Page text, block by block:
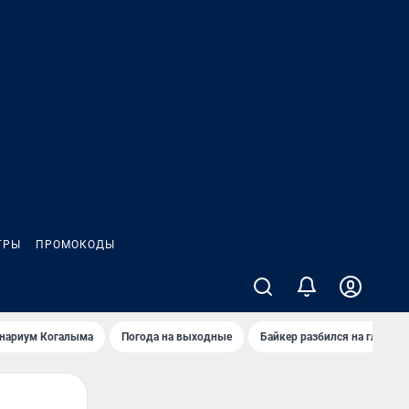
ПРОМОКОДЫ
Когалыма Погода на выходные Байкер разбился на глазах